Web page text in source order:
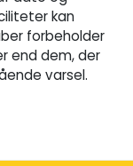
kan
forbeholder
end dem, der
varsel.